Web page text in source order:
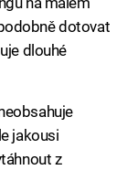
dotovat
dlouhé
jakousi
z